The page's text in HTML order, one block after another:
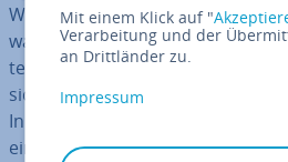
Wer un­ge­schützt im Internet
wahres Minenfeld. An jeder
ter­schied­lichs­ten Art. Das kann
sich Zugang zum WLAN
Inhalte hoch- und / oder
eine Website sein, die
Mit einem Klick auf "
Verarbeitung und der
an Drittländer zu.
Impressum